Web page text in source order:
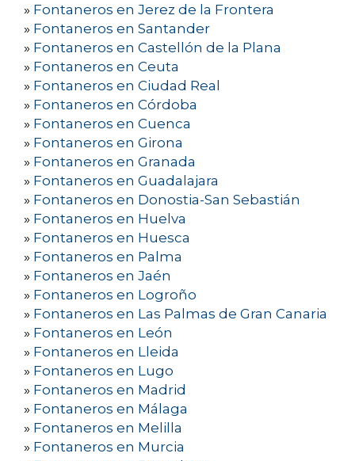
» Fontaneros en Jerez de la Frontera
» Fontaneros en Santander
» Fontaneros en Castellón de la Plana
» Fontaneros en Ceuta
» Fontaneros en Ciudad Real
» Fontaneros en Córdoba
» Fontaneros en Cuenca
» Fontaneros en Girona
» Fontaneros en Granada
» Fontaneros en Guadalajara
» Fontaneros en Donostia-San Sebastián
» Fontaneros en Huelva
» Fontaneros en Huesca
» Fontaneros en Palma
» Fontaneros en Jaén
» Fontaneros en Logroño
» Fontaneros en Las Palmas de Gran Canaria
» Fontaneros en León
» Fontaneros en Lleida
» Fontaneros en Lugo
» Fontaneros en Madrid
» Fontaneros en Málaga
» Fontaneros en Melilla
» Fontaneros en Murcia